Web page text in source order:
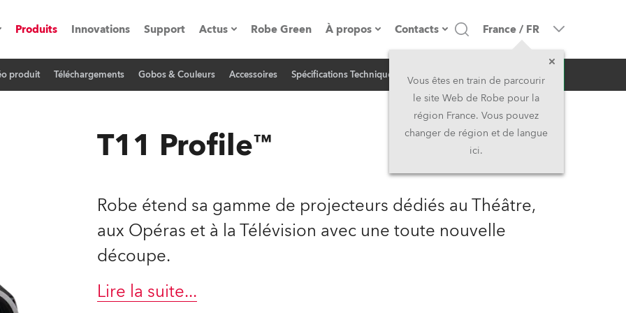
Road
en vidéo
Produits Innovations Support Actus
Communiqués de presse
Robe Green À propos
Présentation de l'entreprise
Fabriqué en Europe
Contacts
Siège Social
Siège Social & Usine
France / FR
Vous êtes en train de parcourir
le site Web de Robe pour la
région France. Vous pouvez
changer de région et de langue
ici.
produit Téléchargements Gobos & Couleurs Accessoires Spécifications Techniques News liées
d'infos
T11 Profile™
Robe étend sa gamme de projecteurs dédiés au Théâtre,
aux Opéras et à la Télévision avec une toute nouvelle
découpe.
Lire la suite...